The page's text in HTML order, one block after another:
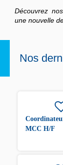
Découvrez
une nouvelle
Nos
MCC H/F